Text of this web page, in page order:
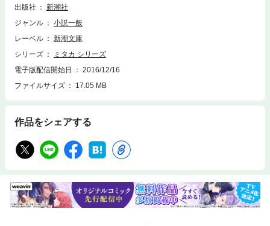
す。また、文字列のハイライトや検索、辞書の参照、引用などの機能が使
用できません。
出版社
新潮社
ジャンル
小説一般
レーベル
新潮文庫
シリーズ
ミタカ シリーズ
電子版配信開始日
2016/12/16
ファイルサイズ
17.05 MB
作品をシェアする